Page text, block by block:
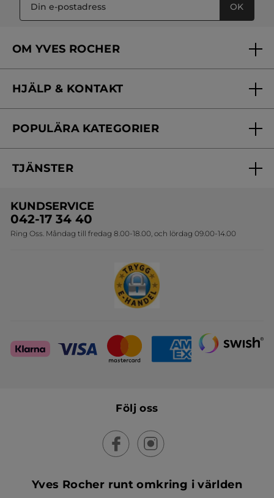
OK
OM YVES ROCHER
Vårt engagemang
Skönhetstips
HJÄLP & KONTAKT
Kontakta oss
Online prislista
POPULÄRA KATEGORIER
Erbjudanden
Travelsize
Sets
TJÄNSTER
Onlineprislista för postorder
KUNDSERVICE
042-17 34 40
Ring Oss. Måndag till fredag 8.00-18.00, och lördag 09.00-14.00
Följ oss
Yves Rocher runt omkring i världen